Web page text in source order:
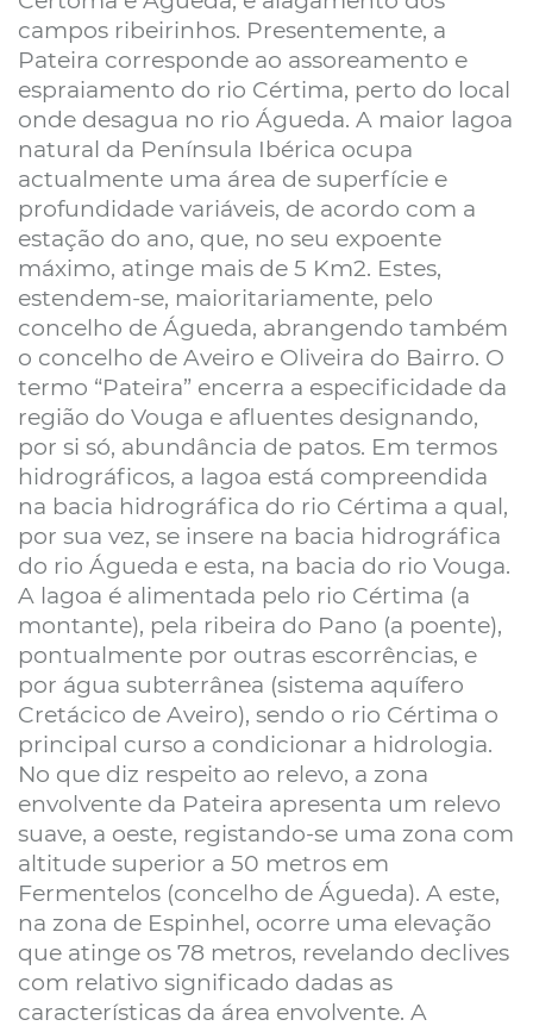
campos ribeirinhos. Presentemente, a
Pateira corresponde ao assoreamento e
espraiamento do rio Cértima, perto do local
onde desagua no rio Águeda. A maior lagoa
natural da Península Ibérica ocupa
actualmente uma área de superfície e
profundidade variáveis, de acordo com a
estação do ano, que, no seu expoente
máximo, atinge mais de 5 Km2. Estes,
estendem-se, maioritariamente, pelo
concelho de Águeda, abrangendo também
o concelho de Aveiro e Oliveira do Bairro. O
termo “Pateira” encerra a especificidade da
região do Vouga e afluentes designando,
por si só, abundância de patos. Em termos
hidrográficos, a lagoa está compreendida
na bacia hidrográfica do rio Cértima a qual,
por sua vez, se insere na bacia hidrográfica
do rio Águeda e esta, na bacia do rio Vouga.
A lagoa é alimentada pelo rio Cértima (a
montante), pela ribeira do Pano (a poente),
pontualmente por outras escorrências, e
por água subterrânea (sistema aquífero
Cretácico de Aveiro), sendo o rio Cértima o
principal curso a condicionar a hidrologia.
No que diz respeito ao relevo, a zona
envolvente da Pateira apresenta um relevo
suave, a oeste, registando-se uma zona com
altitude superior a 50 metros em
Fermentelos (concelho de Águeda). A este,
na zona de Espinhel, ocorre uma elevação
que atinge os 78 metros, revelando declives
com relativo significado dadas as
características da área envolvente. A